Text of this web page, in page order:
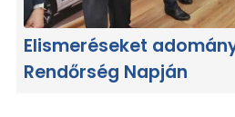
Elismeréseket
Rendőrség Napján